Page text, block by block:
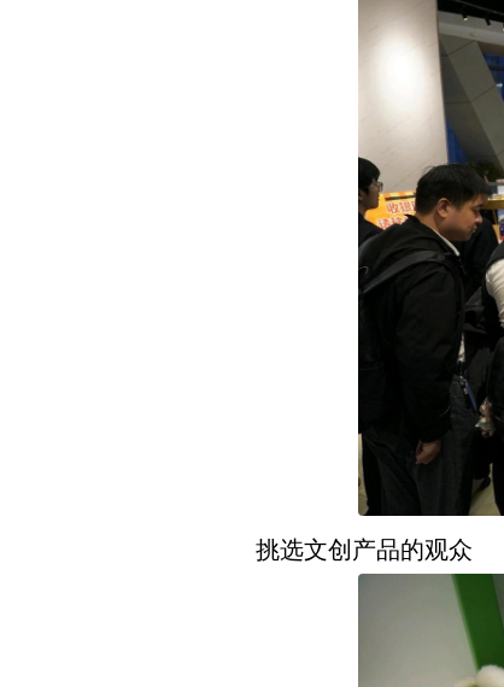
挑选文创产品的观众